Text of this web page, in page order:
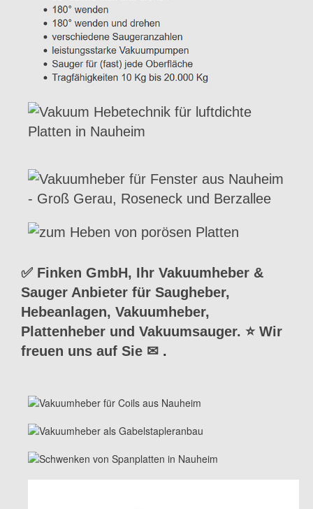
✅ Finken GmbH, Ihr Vakuumheber &
Sauger Anbieter für Saugheber,
Hebeanlagen, Vakuumheber,
Plattenheber und Vakuumsauger. ⭐ Wir
freuen uns auf Sie ✉ .